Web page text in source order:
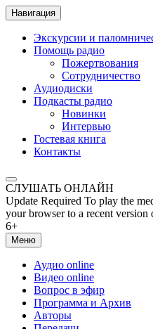
Навигация
Экскурсии и
Помощь радио
Пожертвования
Сотрудничество
Аудиодиски
Подкасты радио
Новинки
Интервью
Гостевая книга
Контакты
СЛУШАТЬ ОНЛАЙН
Update Required To play the
your browser to a recent version
6+
Меню
Аудио online
Видео online
Вопрос в эфир
Программа и Архив
Авторы